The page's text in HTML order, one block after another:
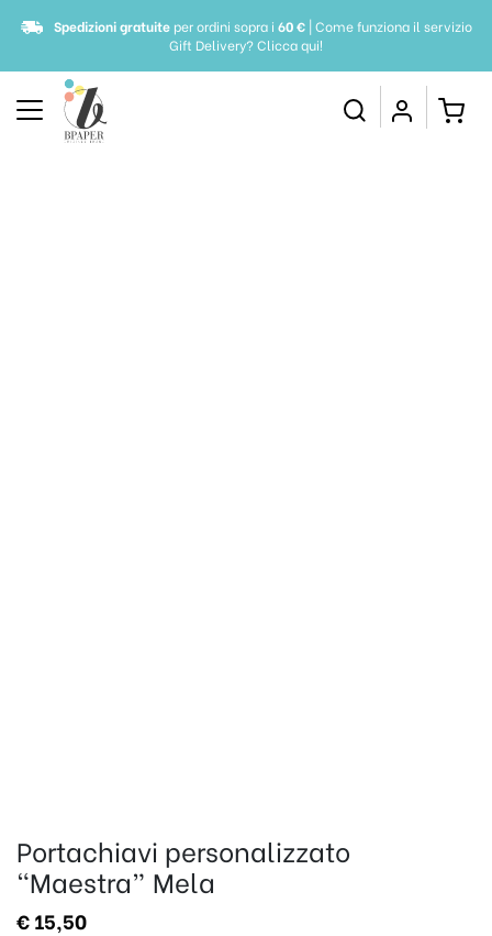
Spedizioni gratuiteper ordini sopra i 60 €| Come funziona il servizio
Gift Delivery?Clicca qui!
Portachiavi personalizzato
“Maestra” Mela
€15,50